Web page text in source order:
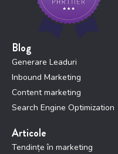
Blog
Generare Leaduri
Inbound Marketing
Content marketing
Search Engine Optimization
Articole
Tendințe în marketing